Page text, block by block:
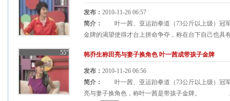
发布： 2010-11-26 06:57
简介：
叶一茜、亚运跆拳道（73公斤以上级）冠
金牌的渴望使得才台上拼命争夺，称在台下自己也具
55" 韩乔生称田亮与妻子换角色 叶一茜成带孩子金牌
发布： 2010-11-26 06:56
简介：
叶一茜、亚运跆拳道（73公斤以上级）冠
亮与妻子换角色，称叶一茜是带孩子金牌。